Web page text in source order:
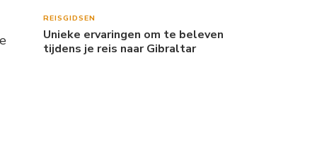
REISGIDSEN
Unieke ervaringen om te beleven
tijdens je reis naar Gibraltar